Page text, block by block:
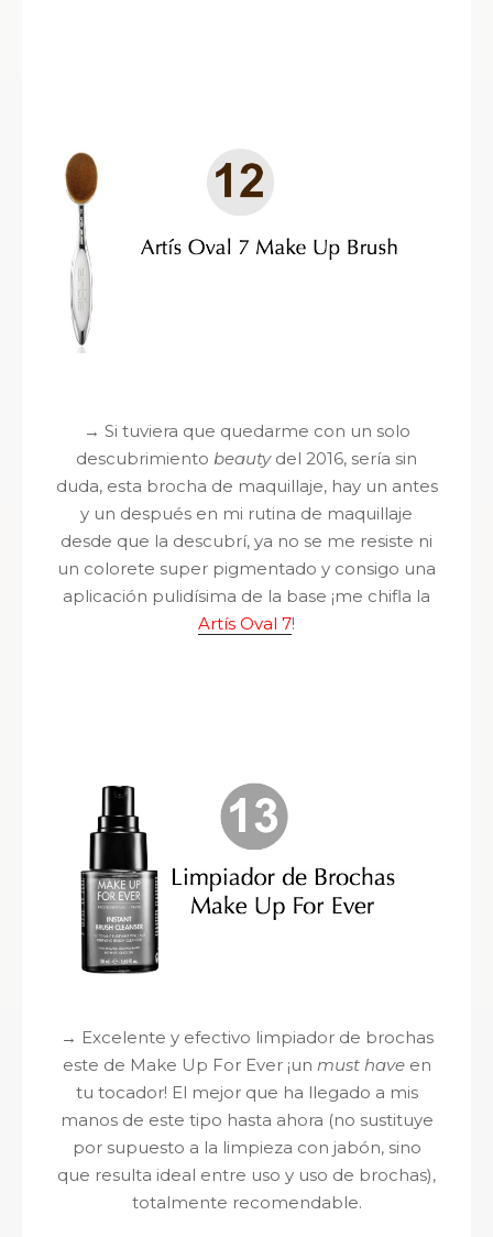
→ Si tuviera que quedarme con un solo
descubrimiento beautydel 2016, sería sin
duda, esta brocha de maquillaje, hay un antes
y un después en mi rutina de maquillaje
desde que la descubrí, ya no se me resiste ni
un colorete super pigmentado y consigo una
aplicación pulidísima de la base ¡me chifla la
Artís Oval 7!
→ Excelente y efectivo limpiador de brochas
este de Make Up For Ever ¡un must haveen
tu tocador! El mejor que ha llegado a mis
manos de este tipo hasta ahora (no sustituye
por supuesto a la limpieza con jabón, sino
que resulta ideal entre uso y uso de brochas),
totalmente recomendable.